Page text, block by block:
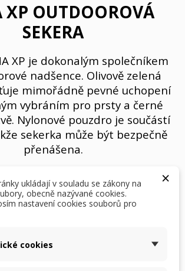
XP OUTDOOROVÁ
SEKERA
XP je dokonalým společníkem
nadšence. Olivově zelená
mimořádně pevné uchopení
vybráním pro prsty a černé
Nylonové pouzdro je součástí
sekerka může být bezpečně
přenášena.
×
ukládají v souladu se zákony na
obecně nazývané cookies.
nastavení cookies souborů pro
cookies